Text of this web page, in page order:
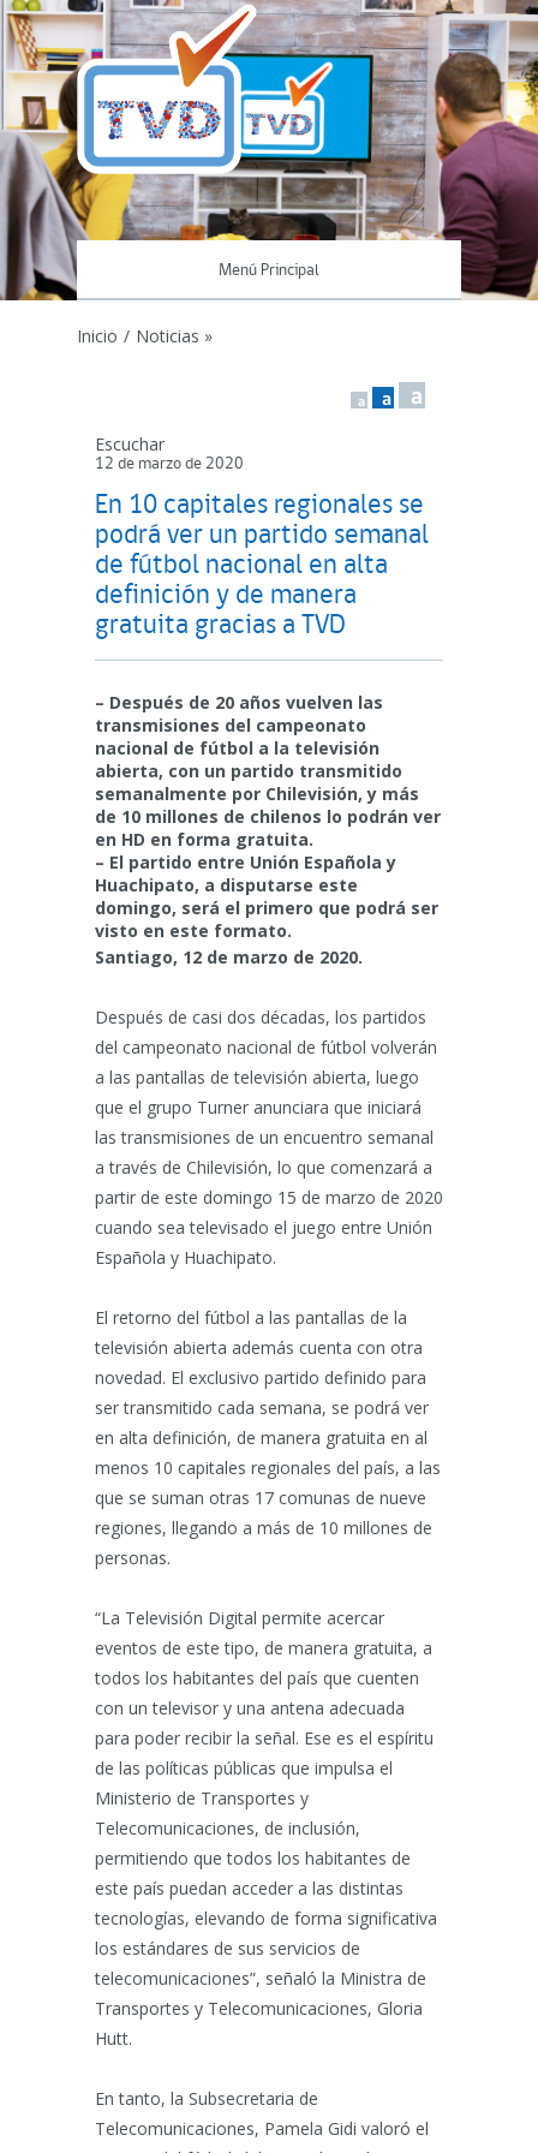
Menú Principal
Inicio / Noticias »
a a a
Escuchar
12 de marzo de 2020
En 10 capitales regionales se
podrá ver un partido semanal
de fútbol nacional en alta
definición y de manera
gratuita gracias a TVD
– Después de 20 años vuelven las
transmisiones del campeonato
nacional de fútbol a la televisión
abierta, con un partido transmitido
semanalmente por Chilevisión, y más
de 10 millones de chilenos lo podrán ver
en HD en forma gratuita.
– El partido entre Unión Española y
Huachipato, a disputarse este
domingo, será el primero que podrá ser
visto en este formato.
Santiago, 12 de marzo de 2020.
Después de casi dos décadas, los partidos
del campeonato nacional de fútbol volverán
a las pantallas de televisión abierta, luego
que el grupo Turner anunciara que iniciará
las transmisiones de un encuentro semanal
a través de Chilevisión, lo que comenzará a
partir de este domingo 15 de marzo de 2020
cuando sea televisado el juego entre Unión
Española y Huachipato.
El retorno del fútbol a las pantallas de la
televisión abierta además cuenta con otra
novedad. El exclusivo partido definido para
ser transmitido cada semana, se podrá ver
en alta definición, de manera gratuita en al
menos 10 capitales regionales del país, a las
que se suman otras 17 comunas de nueve
regiones, llegando a más de 10 millones de
personas.
“La Televisión Digital permite acercar
eventos de este tipo, de manera gratuita, a
todos los habitantes del país que cuenten
con un televisor y una antena adecuada
para poder recibir la señal. Ese es el espíritu
de las políticas públicas que impulsa el
Ministerio de Transportes y
Telecomunicaciones, de inclusión,
permitiendo que todos los habitantes de
este país puedan acceder a las distintas
tecnologías, elevando de forma significativa
los estándares de sus servicios de
telecomunicaciones”, señaló la Ministra de
Transportes y Telecomunicaciones, Gloria
Hutt.
En tanto, la Subsecretaria de
Telecomunicaciones, Pamela Gidi valoró el